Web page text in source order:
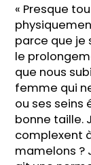
« Presque
parce que je
le
que nous
femme qui
ou ses seins
bonne taille.
complexent
mamelons ?